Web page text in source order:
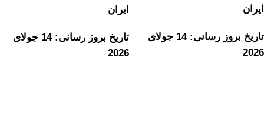
ایران
تاریخ بروز رسانی: 14 جولای
2026
ایران
تاریخ بروز رسانی: 14 جولای
2026